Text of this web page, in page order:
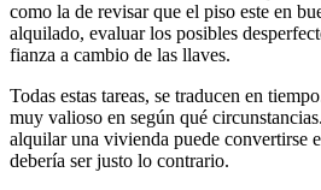
como la de revisar que el piso este en
alquilado, evaluar los posibles
fianza a cambio de las llaves.
Todas estas tareas, se traducen en
muy valioso en según qué
alquilar una vivienda puede convertirse
debería ser justo lo contrario.